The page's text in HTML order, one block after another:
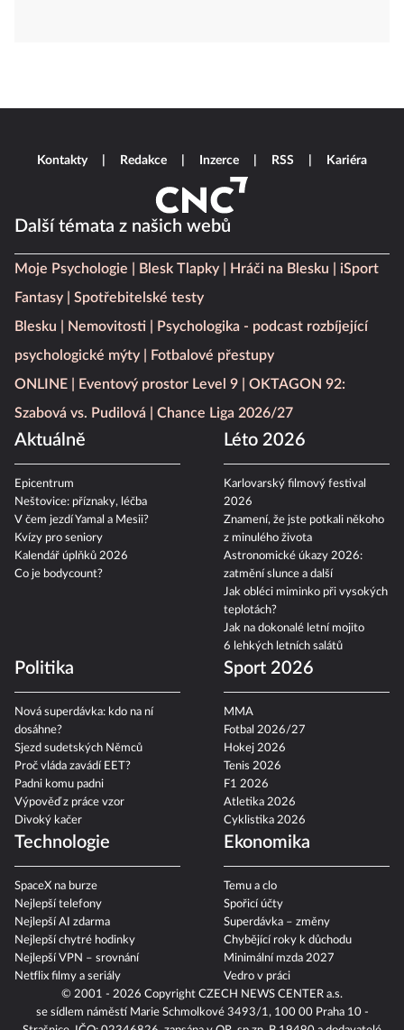
Další témata z našich webů
Moje Psychologie Blesk Tlapky Hráči na Blesku
iSport
Fantasy
Spotřebitelské testy
Blesku
Nemovitosti
Psychologika - podcast rozbíjející
psychologické mýty
Fotbalové přestupy
ONLINE
Eventový prostor Level 9
OKTAGON 92:
Szabová vs. Pudilová
Chance Liga 2026/27
Aktuálně
Epicentrum
Neštovice: příznaky, léčba
V čem jezdí Yamal a Mesii?
Kvízy pro seniory
Kalendář úplňků 2026
Co je bodycount?
Léto 2026
Karlovarský filmový festival
2026
Znamení, že jste potkali někoho
z minulého života
Astronomické úkazy 2026:
zatmění slunce a další
Jak obléci miminko při vysokých
teplotách?
Jak na dokonalé letní mojito
6 lehkých letních salátů
Politika
Nová superdávka: kdo na ní
dosáhne?
Sjezd sudetských Němců
Proč vláda zavádí EET?
Padni komu padni
Výpověď z práce vzor
Divoký kačer
Sport 2026
MMA
Fotbal 2026/27
Hokej 2026
Tenis 2026
F1 2026
Atletika 2026
Cyklistika 2026
Technologie
SpaceX na burze
Nejlepší telefony
Nejlepší AI zdarma
Nejlepší chytré hodinky
Nejlepší VPN – srovnání
Netflix filmy a seriály
Ekonomika
Temu a clo
Spořicí účty
Superdávka – změny
Chybějící roky k důchodu
Minimální mzda 2027
Vedro v práci
Kontakty Redakce Inzerce RSS Kariéra
© 2001 - 2026 Copyright CZECH NEWS CENTER a.s.
se sídlem náměstí Marie Schmolkové 3493/1, 100 00 Praha 10 -